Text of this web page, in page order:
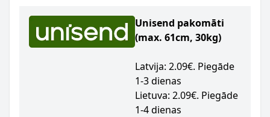
Unisend pakomāti
(max. 61cm, 30kg)
Latvija: 2.09€. Piegāde
1-3 dienas
Lietuva: 2.09€. Piegāde
1-4 dienas